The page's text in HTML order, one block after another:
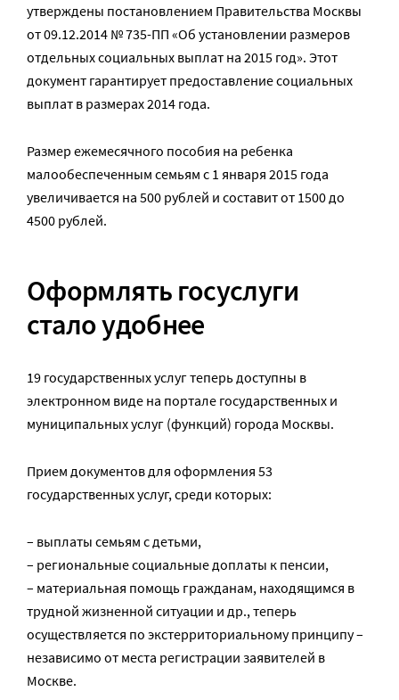
утверждены постановлением Правительства Москвы
от 09.12.2014 № 735-ПП «Об установлении размеров
отдельных социальных выплат на 2015 год». Этот
документ гарантирует предоставление социальных
выплат в размерах 2014 года.
Размер ежемесячного пособия на ребенка
малообеспеченным семьям с 1 января 2015 года
увеличивается на 500 рублей и составит от 1500 до
4500 рублей.
Оформлять госуслуги
стало удобнее
19 государственных услуг теперь доступны в
электронном виде на портале государственных и
муниципальных услуг (функций) города Москвы.
Прием документов для оформления 53
государственных услуг, среди которых:
– выплаты семьям с детьми,
– региональные социальные доплаты к пенсии,
– материальная помощь гражданам, находящимся в
трудной жизненной ситуации и др., теперь
осуществляется по экстерриториальному принципу –
независимо от места регистрации заявителей в
Москве.